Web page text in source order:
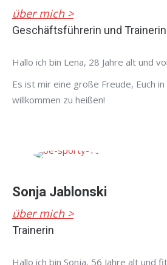
über mich >
Geschäftsführerin und Trainerin
Hallo ich bin Lena, 28 Jahre alt und
Es ist mir eine große Freude, Euch
willkommen zu heißen!
Sonja Jablonski
über mich >
Trainerin
Hallo ich bin Sonja, 56 Jahre alt und